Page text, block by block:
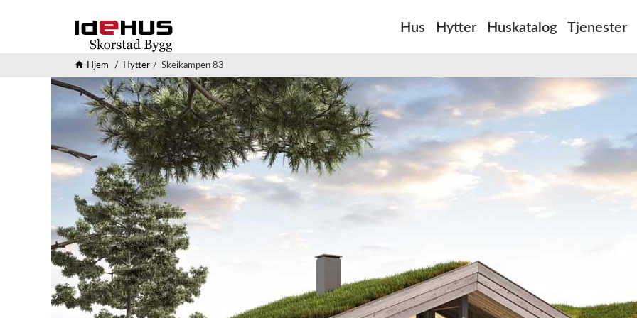
Hus Hytter Huskatalog
Tjenester
Hjem Hytter Skeikampen 83